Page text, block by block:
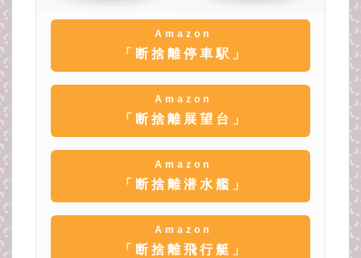
Amazon
「断捨離停車駅」
Amazon
「断捨離展望台」
Amazon
「断捨離潜水艦」
Amazon
「断捨離飛行艇」